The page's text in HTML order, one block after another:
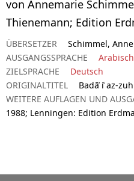
von Annemarie
Thienemann; Edition
ÜBERSETZER Schimmel,
AUSGANGSSPRACHE
Arabisch
ZIELSPRACHE
Deutsch
ORIGINALTITEL
Badāʾ iʿ az-
WEITERE AUFLAGEN UND
1988; Lenningen: Edition